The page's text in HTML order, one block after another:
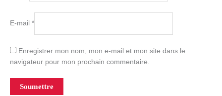
E-mail *
Enregistrer mon nom, mon e-mail et mon site dans le
navigateur pour mon prochain commentaire.